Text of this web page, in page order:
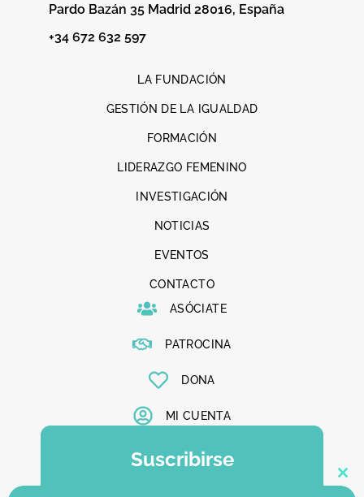
Pardo Bazán 35 Madrid 28016, España
+34 672 632 597
LA FUNDACIÓN
GESTIÓN DE LA IGUALDAD
FORMACIÓN
LIDERAZGO FEMENINO
INVESTIGACIÓN
NOTICIAS
EVENTOS
CONTACTO
ASÓCIATE
PATROCINA
DONA
MI CUENTA
Suscribirse